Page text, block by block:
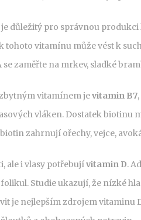
je důležitý pro správnou
tohoto vitamínu může vést k
zaměřte na mrkev, sladké
vitamínem jevitamin B7
vláken. Dostatek biotinu
zahrnují ořechy, vejce,
ale i vlasy potřebujívitamin D.
Studie ukazují, že nízké
je nejlepším zdrojem vitaminu